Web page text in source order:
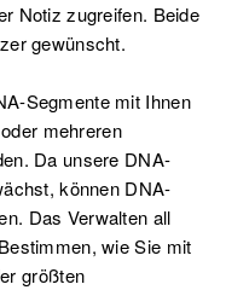
Notiz zugreifen. Beide
gewünscht.
Segmente mit Ihnen
mehreren
Da unsere DNA-
können DNA-
Das Verwalten all
wie Sie mit
größten